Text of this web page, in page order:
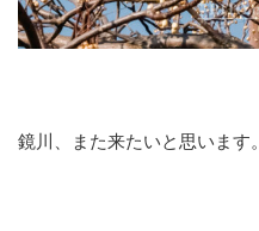
鏡川、また来たいと思います。